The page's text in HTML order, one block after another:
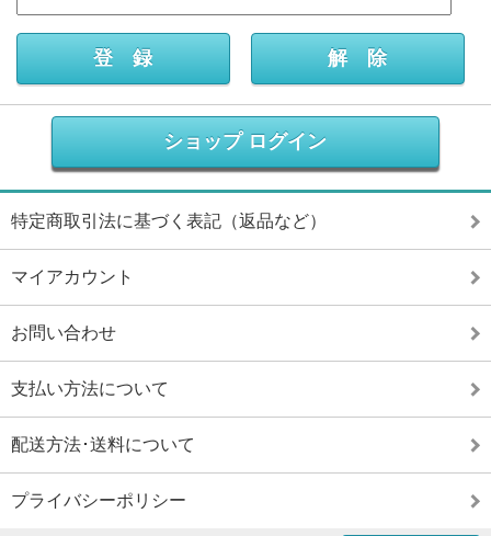
ショップ ログイン
特定商取引法に基づく表記（返品など）
マイアカウント
お問い合わせ
支払い方法について
配送方法･送料について
プライバシーポリシー